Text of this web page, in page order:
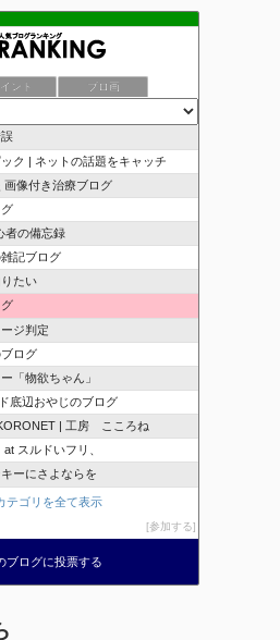
ント ブロ画
ク | ネットの話題をキャッチ
画像付き治療ブログ
者の備忘録
記ブログ
たい
ジ判定
ログ
「物欲ちゃん」
底辺おやじのブログ
| 工房 こころね
スルドいフリ、
ーにさよならを
テゴリを全て表示
参加する
ブログに投票する